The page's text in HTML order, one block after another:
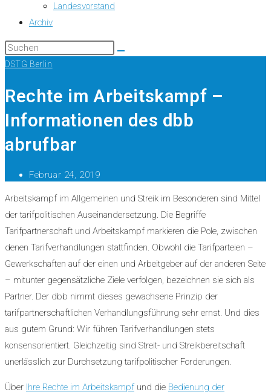
Landesvorstand
Archiv
DSTG Berlin
Rechte im Arbeitskampf –
Informationen des dbb
abrufbar
Februar 24, 2019
Arbeitskampf im Allgemeinen und Streik im Besonderen sind Mittel
der tarifpolitischen Auseinandersetzung. Die Begriffe
Tarifpartnerschaft und Arbeitskampf markieren die Pole, zwischen
denen Tarifverhandlungen stattfinden. Obwohl die Tarifparteien –
Gewerkschaften auf der einen und Arbeitgeber auf der anderen Seite
– mitunter gegensätzliche Ziele verfolgen, bezeichnen sie sich als
Partner. Der dbb nimmt dieses gewachsene Prinzip der
tarifpartnerschaftlichen Verhandlungsführung sehr ernst. Und dies
aus gutem Grund: Wir führen Tarifverhandlungen stets
konsensorientiert. Gleichzeitig sind Streit- und Streikbereitschaft
unerlässlich zur Durchsetzung tarifpolitischer Forderungen.
Über Ihre Rechte im Arbeitskampfund die Bedienung der